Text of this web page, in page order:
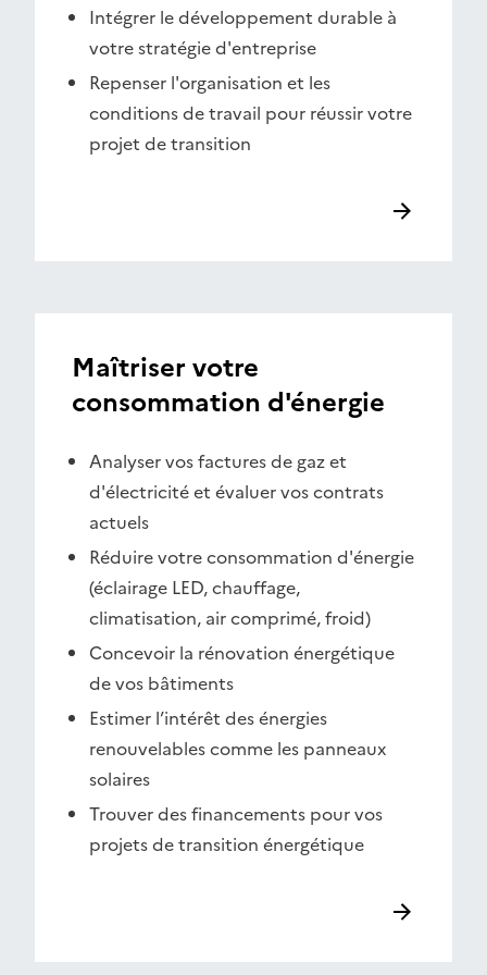
Intégrer le développement durable à
votre stratégie d'entreprise
Repenser l'organisation et les
conditions de travail pour réussir votre
projet de transition
Maîtriser votre
consommation d'énergie
Analyser vos factures de gaz et
d'électricité et évaluer vos contrats
actuels
Réduire votre consommation d'énergie
(éclairage LED, chauffage,
climatisation, air comprimé, froid)
Concevoir la rénovation énergétique
de vos bâtiments
Estimer l’intérêt des énergies
renouvelables comme les panneaux
solaires
Trouver des financements pour vos
projets de transition énergétique